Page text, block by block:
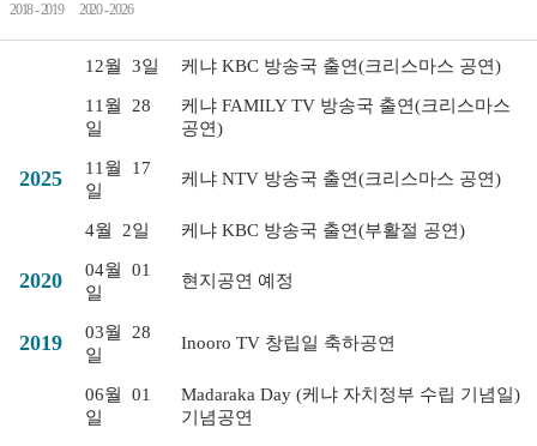
2018 - 2019 2020 - 2026
12월 3일 케냐 KBC 방송국 출연(크리스마스 공연)
11월
28
일
케냐 FAMILY TV 방송국 출연(크리스마스
공연)
2025 11월
17
일
케냐 NTV 방송국 출연(크리스마스 공연)
4월 2일 케냐 KBC 방송국 출연(부활절 공연)
2020 04월
01
일
현지공연 예정
2019 03월
28
일
Inooro TV 창립일 축하공연
06월
01
일
Madaraka Day (케냐 자치정부 수립 기념일)
기념공연